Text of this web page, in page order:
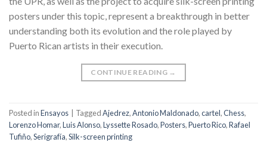
posters under this topic, represent a breakthrough in better
understanding both its evolution and the role played by
Puerto Rican artists in their execution.
CONTINUE READING →
Posted inEnsayos TaggedAjedrez,Antonio Maldonado,cartel,Chess,
Lorenzo Homar,Luis Alonso,Lyssette Rosado,Posters,Puerto Rico,Rafael
Tufiño,Serigrafía,Silk-screen printing